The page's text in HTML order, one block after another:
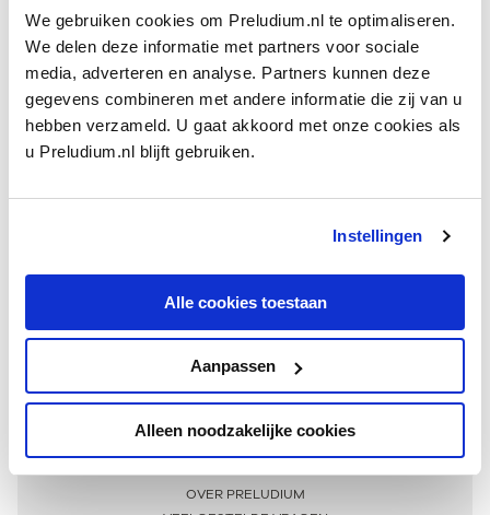
We gebruiken cookies om Preludium.nl te optimaliseren.
We delen deze informatie met partners voor sociale
media, adverteren en analyse. Partners kunnen deze
gegevens combineren met andere informatie die zij van u
hebben verzameld. U gaat akkoord met onze cookies als
u Preludium.nl blijft gebruiken.
Instellingen
Alle cookies toestaan
Aanpassen
Alleen noodzakelijke cookies
Meer informatie
OVER PRELUDIUM